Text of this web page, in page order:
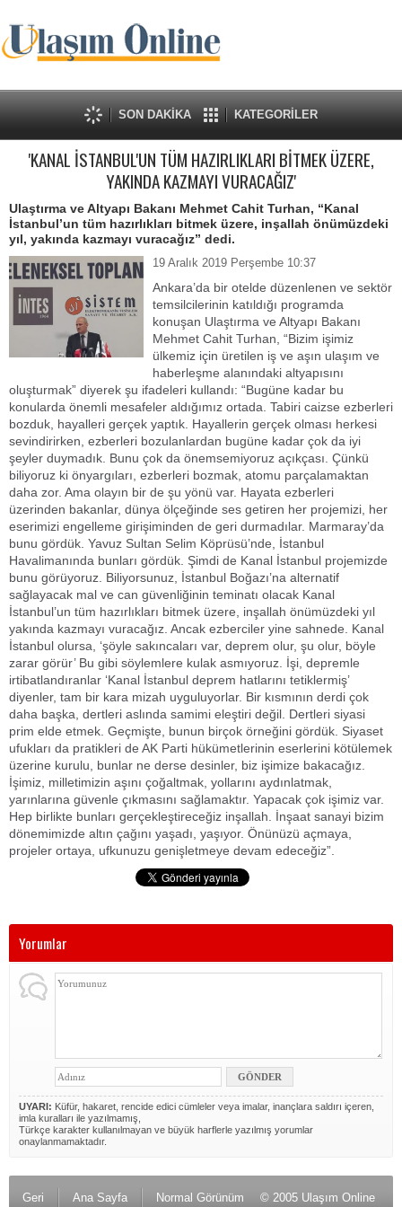
SON DAKİKA KATEGORİLER
'KANAL İSTANBUL'UN TÜM HAZIRLIKLARI BİTMEK ÜZERE,
YAKINDA KAZMAYI VURACAĞIZ'
Ulaştırma ve Altyapı Bakanı Mehmet Cahit Turhan, “Kanal
İstanbul’un tüm hazırlıkları bitmek üzere, inşallah önümüzdeki
yıl, yakında kazmayı vuracağız” dedi.
19 Aralık 2019 Perşembe 10:37
Ankara’da bir otelde düzenlenen ve sektör
temsilcilerinin katıldığı programda
konuşan Ulaştırma ve Altyapı Bakanı
Mehmet Cahit Turhan, “Bizim işimiz
ülkemiz için üretilen iş ve aşın ulaşım ve
haberleşme alanındaki altyapısını
oluşturmak” diyerek şu ifadeleri kullandı: “Bugüne kadar bu
konularda önemli mesafeler aldığımız ortada. Tabiri caizse ezberleri
bozduk, hayalleri gerçek yaptık. Hayallerin gerçek olması herkesi
sevindirirken, ezberleri bozulanlardan bugüne kadar çok da iyi
şeyler duymadık. Bunu çok da önemsemiyoruz açıkçası. Çünkü
biliyoruz ki önyargıları, ezberleri bozmak, atomu parçalamaktan
daha zor. Ama olayın bir de şu yönü var. Hayata ezberleri
üzerinden bakanlar, dünya ölçeğinde ses getiren her projemizi, her
eserimizi engelleme girişiminden de geri durmadılar. Marmaray’da
bunu gördük. Yavuz Sultan Selim Köprüsü’nde, İstanbul
Havalimanında bunları gördük. Şimdi de Kanal İstanbul projemizde
bunu görüyoruz. Biliyorsunuz, İstanbul Boğazı’na alternatif
sağlayacak mal ve can güvenliğinin teminatı olacak Kanal
İstanbul’un tüm hazırlıkları bitmek üzere, inşallah önümüzdeki yıl
yakında kazmayı vuracağız. Ancak ezberciler yine sahnede. Kanal
İstanbul olursa, ‘şöyle sakıncaları var, deprem olur, şu olur, böyle
zarar görür’ Bu gibi söylemlere kulak asmıyoruz. İşi, depremle
irtibatlandıranlar ‘Kanal İstanbul deprem hatlarını tetiklermiş’
diyenler, tam bir kara mizah uyguluyorlar. Bir kısmının derdi çok
daha başka, dertleri aslında samimi eleştiri değil. Dertleri siyasi
prim elde etmek. Geçmişte, bunun birçok örneğini gördük. Siyaset
ufukları da pratikleri de AK Parti hükümetlerinin eserlerini kötülemek
üzerine kurulu, bunlar ne derse desinler, biz işimize bakacağız.
İşimiz, milletimizin aşını çoğaltmak, yollarını aydınlatmak,
yarınlarına güvenle çıkmasını sağlamaktır. Yapacak çok işimiz var.
Hep birlikte bunları gerçekleştireceğiz inşallah. İnşaat sanayi bizim
dönemimizde altın çağını yaşadı, yaşıyor. Önünüzü açmaya,
projeler ortaya, ufkunuzu genişletmeye devam edeceğiz”.
Yorumlar
UYARI: Küfür, hakaret, rencide edici cümleler veya imalar, inançlara saldırı içeren,
imla kuralları ile yazılmamış,
Türkçe karakter kullanılmayan ve büyük harflerle yazılmış yorumlar
onaylanmamaktadır.
Geri Ana Sayfa Normal Görünüm © 2005 Ulaşım Online